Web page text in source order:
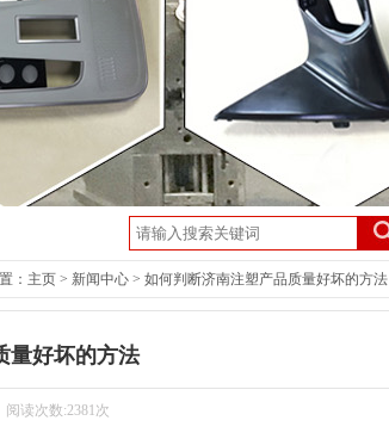
： 主页 > 新闻中心 > 如何判断济南注塑产品质量好坏的方法
量好坏的方法
读次数:2381次